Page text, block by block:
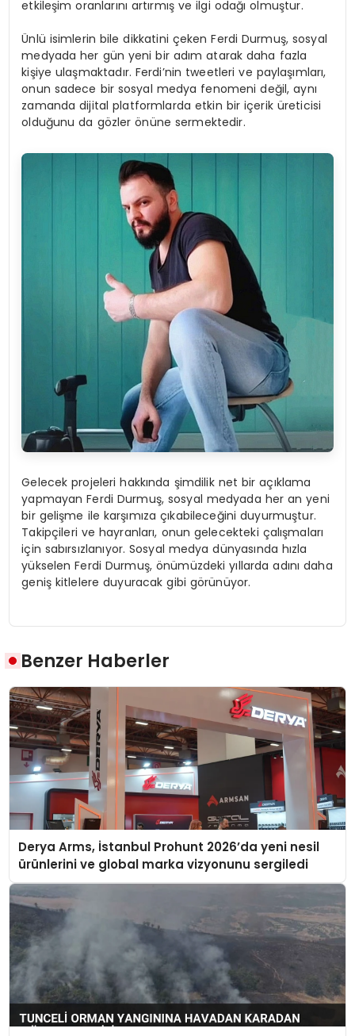
etkileşim oranlarını artırmış ve ilgi odağı olmuştur.
Ünlü isimlerin bile dikkatini çeken Ferdi Durmuş, sosyal
medyada her gün yeni bir adım atarak daha fazla
kişiye ulaşmaktadır. Ferdi’nin tweetleri ve paylaşımları,
onun sadece bir sosyal medya fenomeni değil, aynı
zamanda dijital platformlarda etkin bir içerik üreticisi
olduğunu da gözler önüne sermektedir.
Gelecek projeleri hakkında şimdilik net bir açıklama
yapmayan Ferdi Durmuş, sosyal medyada her an yeni
bir gelişme ile karşımıza çıkabileceğini duyurmuştur.
Takipçileri ve hayranları, onun gelecekteki çalışmaları
için sabırsızlanıyor. Sosyal medya dünyasında hızla
yükselen Ferdi Durmuş, önümüzdeki yıllarda adını daha
geniş kitlelere duyuracak gibi görünüyor.
Benzer Haberler
Derya Arms, İstanbul Prohunt 2026’da yeni nesil
ürünlerini ve global marka vizyonunu sergiledi